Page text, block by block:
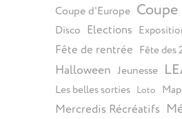
Coupe d'Europe
Disco Elections
Fête de rentrée Fête des
Halloween Jeunesse
Les belles sorties Loto
Mercredis Récréatifs